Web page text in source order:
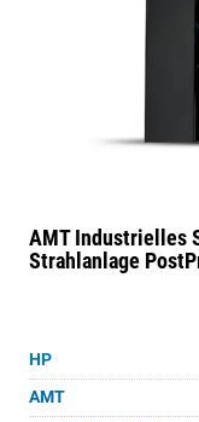
AMT Industrielles
Strahlanlage
HP
AMT